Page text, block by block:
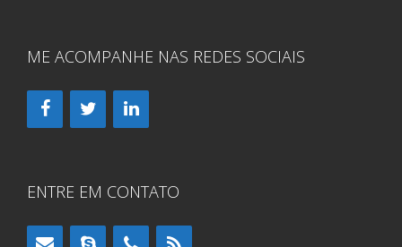
ME ACOMPANHE NAS REDES SOCIAIS
ENTRE EM CONTATO